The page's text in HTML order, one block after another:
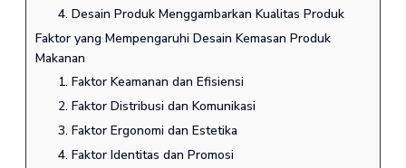
4. Desain Produk Menggambarkan Kualitas Produk
Faktor yang Mempengaruhi Desain Kemasan Produk
Makanan
1. Faktor Keamanan dan Efisiensi
2. Faktor Distribusi dan Komunikasi
3. Faktor Ergonomi dan Estetika
4. Faktor Identitas dan Promosi